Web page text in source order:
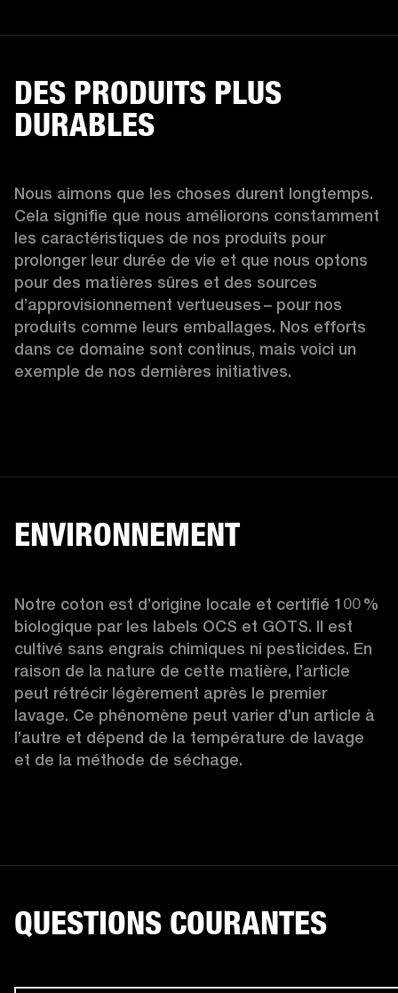
DES PRODUITS PLUS
DURABLES
Nous aimons que les choses durent longtemps.
Cela signifie que nous améliorons constamment
les caractéristiques de nos produits pour
prolonger leur durée de vie et que nous optons
pour des matières sûres et des sources
d’approvisionnement vertueuses – pour nos
produits comme leurs emballages. Nos efforts
dans ce domaine sont continus, mais voici un
exemple de nos dernières initiatives.
ENVIRONNEMENT
Notre coton est d’origine locale et certifié 100 %
biologique par les labels OCS et GOTS. Il est
cultivé sans engrais chimiques ni pesticides. En
raison de la nature de cette matière, l’article
peut rétrécir légèrement après le premier
lavage. Ce phénomène peut varier d’un article à
l’autre et dépend de la température de lavage
et de la méthode de séchage.
QUESTIONS COURANTES